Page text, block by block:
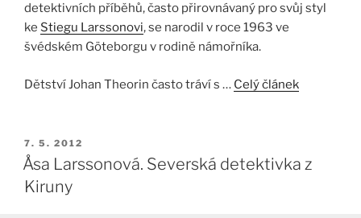
detektivních příběhů, často přirovnávaný pro svůj styl
ke Stiegu Larssonovi, se narodil v roce 1963 ve
švédském Göteborgu v rodině námořníka.
Dětství Johan Theorin často tráví s … Celý článek
PUBLIKOVÁNO
7. 5. 2012
Åsa Larssonová. Severská detektivka z
Kiruny